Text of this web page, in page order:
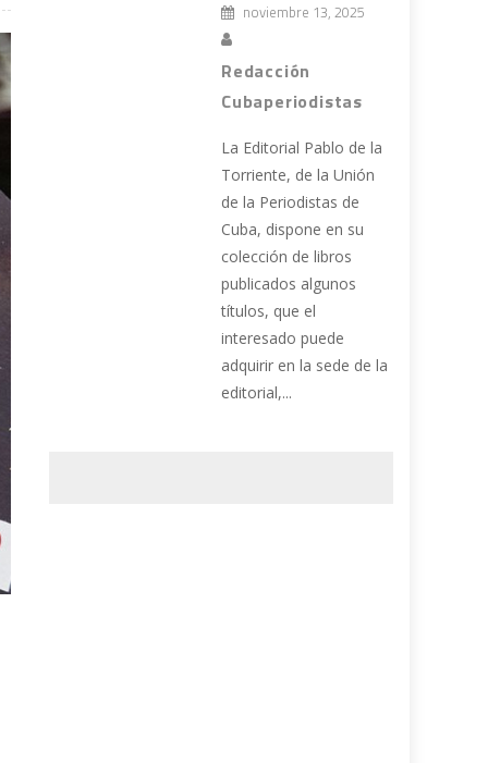
noviembre 13, 2025
Redacción
Cubaperiodistas
La Editorial Pablo de la
Torriente, de la Unión
de la Periodistas de
Cuba, dispone en su
colección de libros
publicados algunos
títulos, que el
interesado puede
adquirir en la sede de la
editorial,...